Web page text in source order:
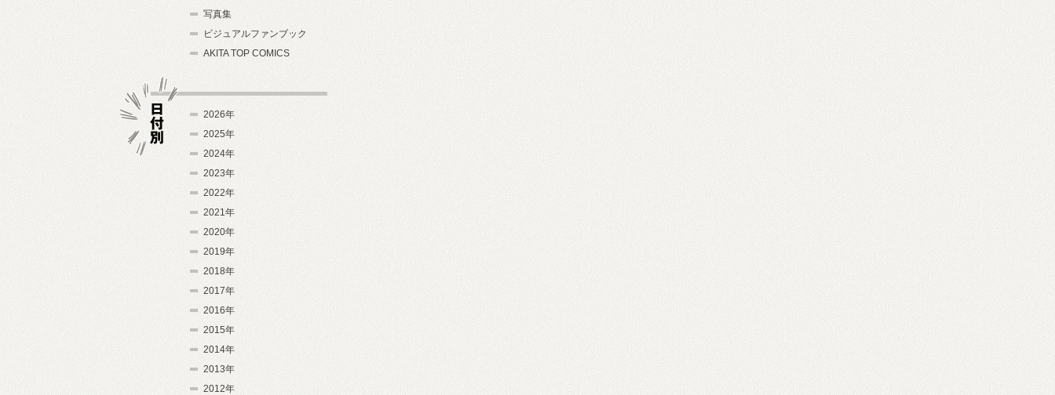
写真集
ビジュアルファンブック
AKITA TOP COMICS
2026年
2025年
2024年
2023年
2022年
2021年
2020年
2019年
2018年
2017年
2016年
2015年
2014年
2013年
2012年